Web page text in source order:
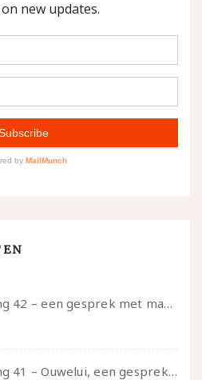
Ongehoord – Aflevering 42 – een gesprek met marijn over seksueel opbloeien, het ouderschap uitvinden en verschillende leeftijden in je mee dragen
Ongehoord – Aflevering 41 – Ouwelui, een gesprek met Marcelle over polyamorie op latere leeftijd, (mantel)zorg voor je partners en seksueel plezier.